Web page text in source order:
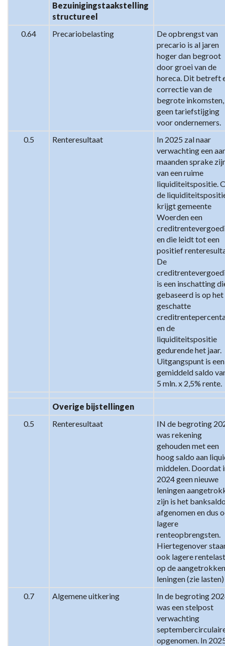
Bezuinigingstaakstelling
structureel
0.64
Precariobelasting
De opbrengst van
precario is al jaren
hoger dan begroot
door groei van de
horeca. Dit betreft
correctie van de
begrote inkomsten,
geen tariefstijging
voor ondernemers.
0.5
Renteresultaat
In 2025 zal naar
verwachting een
maanden sprake
van een ruime
liquiditeitspositie.
de
krijgt gemeente
Woerden een
en die leidt tot een
positief
De
is een inschatting
gebaseerd is op het
geschatte
en de
liquiditeitspositie
gedurende het jaar.
Uitgangspunt is een
gemiddeld saldo
5 mln. x 2,5% rente.
Overige bijstellingen
0.5
Renteresultaat
IN de begroting
was rekening
gehouden met een
hoog saldo aan
middelen. Doordat
2024 geen nieuwe
leningen
zijn is het
afgenomen en dus
lagere
renteopbrengsten.
Hiertegenover
ook lagere
op de aangetrokken
leningen (zie lasten)
0.7
Algemene uitkering
In de begroting
was een stelpost
verwachting
opgenomen. In